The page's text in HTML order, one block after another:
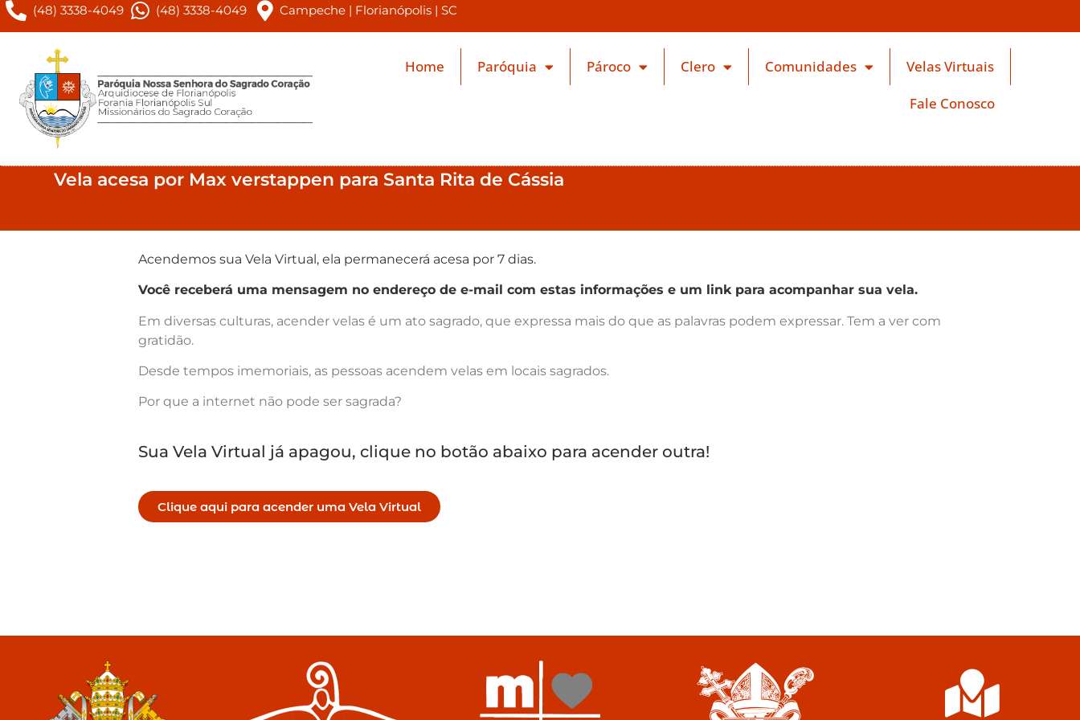
(48) 3338-4049 (48) 3338-4049 Campeche | Florianópolis | SC
Home Paróquia Pároco Clero Comunidades
Velas Virtuais
Fale Conosco
Vela acesa por Max verstappen para Santa Rita de Cássia
Acendemos sua Vela Virtual, ela permanecerá acesa por 7 dias.
Você receberá uma mensagem no endereço de e-mail com estas informações e um link para acompanhar sua vela.
Em diversas culturas, acender velas é um ato sagrado, que expressa mais do que as palavras podem expressar. Tem a ver com
gratidão.
Desde tempos imemoriais, as pessoas acendem velas em locais sagrados.
Por que a internet não pode ser sagrada?
Sua Vela Virtual já apagou, clique no botão abaixo para acender outra!
Clique aqui para acender uma Vela Virtual